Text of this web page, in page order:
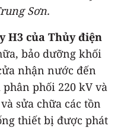
Sơn.
H3 của Thủy điện
bảo dưỡng khối
nhận nước đến
phối 220 kV và
sửa chữa các tồn
thiết bị được phát